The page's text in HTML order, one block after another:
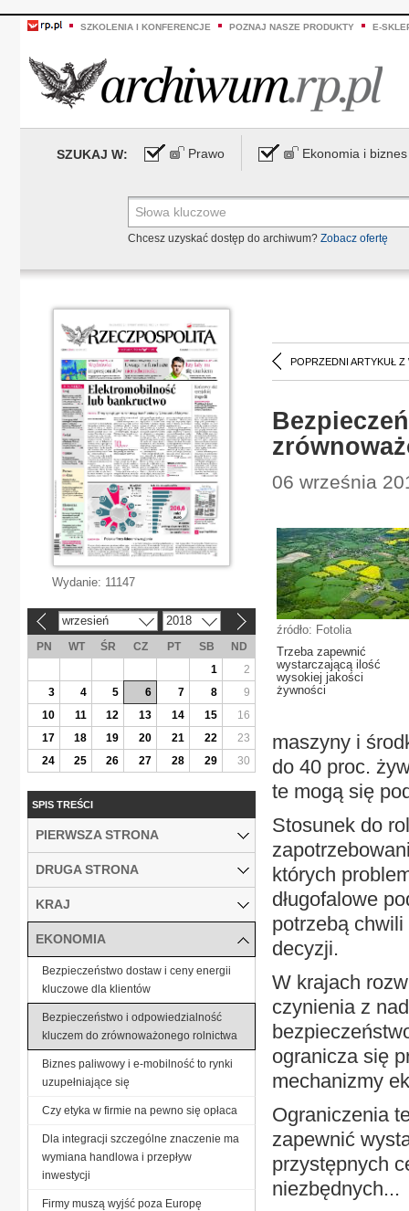
SZKOLENIA I KONFERENCJE POZNAJ NASZE PRODUKTY E-
SZUKAJ W: Prawo Ekonomia i biznes
Chcesz uzyskać dostęp do archiwum? Zobacz ofertę
POPRZEDNI ARTYKUŁ Z
06 września
źródło: Fotolia
Trzeba zapewnić
wystarczającą ilość
wysokiej jakości
żywności
maszyny i
do 40 proc.
te mogą się
Stosunek do
których
długofalowe
potrzebą
decyzji.
W krajach
czynienia z
ogranicza się
mechanizmy
Ograniczenia
zapewnić
przystępnych
niezbędnych...
Wydanie: 11147
wrzesień 2018
PN WT ŚR CZ PT SB
ND
1
2
3
4 5 6 7 8
9
10
11 12 13 14 15
16
17
18 19 20 21 22
23
24
25 26 27 28 29 30
SPIS TREŚCI
PIERWSZA STRONA
DRUGA STRONA
KRAJ
EKONOMIA
Bezpieczeństwo dostaw i ceny energii
kluczowe dla klientów
Bezpieczeństwo i odpowiedzialność
kluczem do zrównoważonego rolnictwa
Biznes paliwowy i e-mobilność to rynki
uzupełniające się
Czy etyka w firmie na pewno się opłaca
Dla integracji szczególne znaczenie ma
wymiana handlowa i przepływ
inwestycji
Firmy muszą wyjść poza Europę